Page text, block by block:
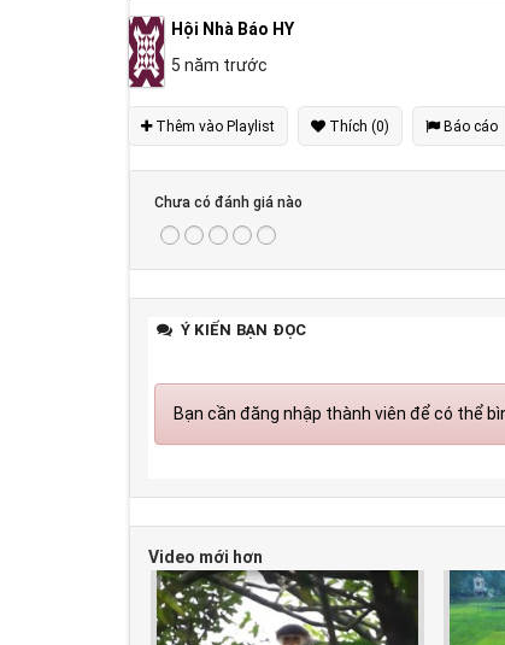
Hội Nhà Báo HY
5 năm trước
Thêm vào Playlist Thích (0) Báo cáo
Chưa có đánh giá nào
Ý KIẾN BẠN ĐỌC
Bạn cần đăng nhập thành viên để có thể
Video mới hơn